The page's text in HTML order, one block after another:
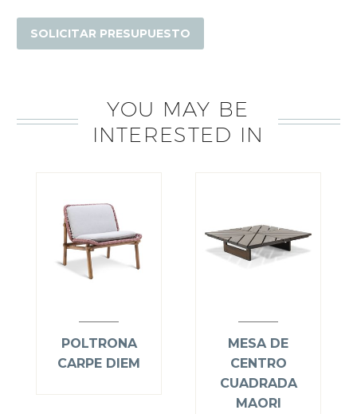
cantidad
SOLICITAR PRESUPUESTO
YOU MAY BE
INTERESTED IN
POLTRONA
CARPE DIEM
MESA DE
CENTRO
CUADRADA
MAORI